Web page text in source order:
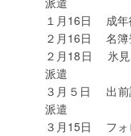
１月16日 成年
２月16日 名
２月18日 氷見
派遣
３月５日 出
派遣
３月15日 フォ